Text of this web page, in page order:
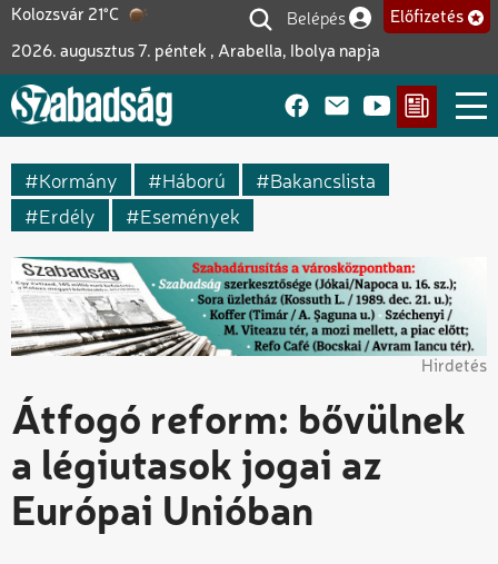
Ugrás
tartalomra
Kolozsvár 21°C
2026. augusztus 7. péntek , Arabella, Ibolya napja
Felhasználói fiók
Belépés Előfizetés
Kormány Háború
Bakancslista
Erdély
Események
Hirdetés
Átfogó reform: bővülnek
a légiutasok jogai az
Európai Unióban